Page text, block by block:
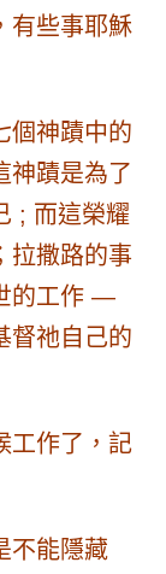
有些事耶穌
個神蹟中的
神蹟是為了
; 而這榮耀
拉撒路的事
的工作 —
督祂自己的
工作了，記
不能隱藏